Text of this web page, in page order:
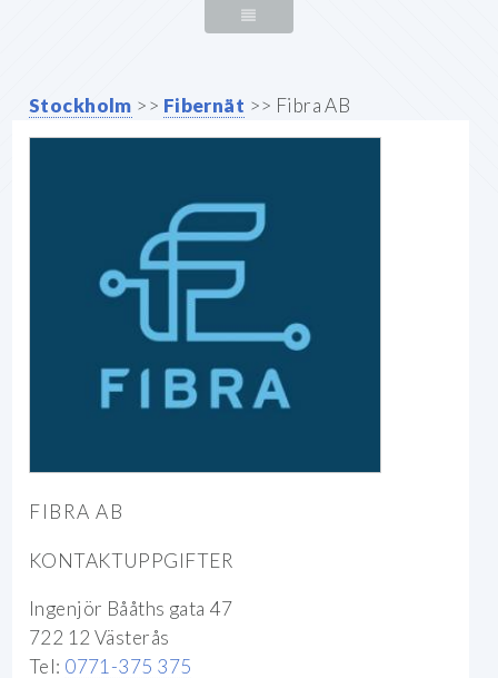
Stockholm >> Fibernät >> Fibra AB
FIBRA AB
KONTAKTUPPGIFTER
Ingenjör Bååths gata 47
722 12 Västerås
Tel: 0771-375 375